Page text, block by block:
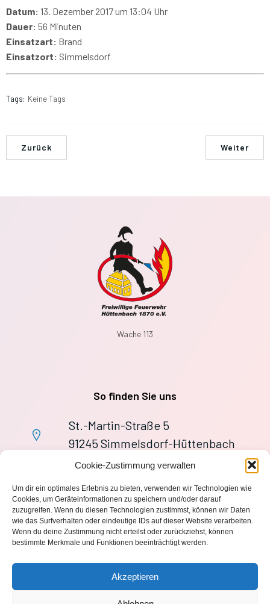
Cookie-Zustimmung verwalten
Um dir ein optimales Erlebnis zu bieten, verwenden wir Technologien wie
Cookies, um Geräteinformationen zu speichern und/oder darauf
zuzugreifen. Wenn du diesen Technologien zustimmst, können wir Daten
wie das Surfverhalten oder eindeutige IDs auf dieser Website verarbeiten.
Wenn du deine Zustimmung nicht erteilst oder zurückziehst, können
bestimmte Merkmale und Funktionen beeinträchtigt werden.
Akzeptieren
Datum: 13. Dezember 2017 um 13:04 Uhr
Dauer: 56 Minuten
Einsatzart: Brand
Einsatzort: Simmelsdorf
Tags: Keine Tags
Zurück Weiter
Wache 113
So finden Sie uns
St.-Martin-Straße 5
91245 Simmelsdorf-Hüttenbach
+49 9155 9279727
wache113@ff-huettenbach.de